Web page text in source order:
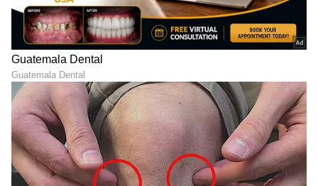
ಚುನಾವಣೆಗೂ ಮುನ್ನ ಐದು ವರ್ಷಗಳ ಕಾಲ ಯೋಗಿ
ಸರ್ಕಾರದ ದಿಕ್ಕನ್ನೇ ಬದಲಿಸಿದ ಸ್ವಾಮಿ ಪ್ರಸಾದ್ ಮೌರ್ಯ,
ದಾರಾ ಸಿಂಗ್ ಚೌಹಾಣ್ ಮತ್ತು ಧರಂ ಸಿಂಗ್ ಸೈನಿ ಈ ಬಾರಿ
ಎಸ್‌ಪಿ ಟಿಕೆಟ್‌ನಲ್ಲಿ ಕಣದಲ್ಲಿದ್ದರು. ಅವರು ನಕೂರ್
ವಿಧಾನಸಭಾ ಕ್ಷೇತ್ರದಿಂದ ಸ್ಪರ್ಧಿಸಿದ್ದರು, ಆದರೆ ಬಿಜೆಪಿ
ಅಭ್ಯರ್ಥಿ ಮುಖೇಶ್ ಚೌಧರಿ ಅವರನ್ನು ಸೋಲಿಸಿದರು.